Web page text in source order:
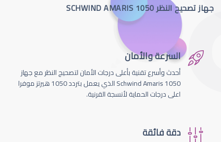
جهاز تصحيح النظر SCHWIND AMARIS 1050
السرعة والأمان
أحدث وأسرع تقنية بأعلى درجات الأمان لتصحيج النظر مع جهاز
Schwind Amaris 1050 الذي يعمل بتردد 1050 هيرتز موفرا
اعلى درجات الحماية لأنسجة القرنية.
دقة فائقة